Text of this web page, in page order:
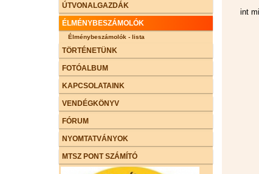
ÚTVONALGAZDÁK
ÉLMÉNYBESZÁMOLÓK
Élménybeszámolók - lista
TÖRTÉNETÜNK
FOTÓALBUM
KAPCSOLATAINK
VENDÉGKÖNYV
FÓRUM
NYOMTATVÁNYOK
MTSZ PONT SZÁMÍTÓ
int